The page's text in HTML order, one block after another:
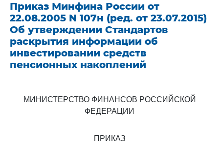
Приказ Минфина России от
22.08.2005 N 107н (ред. от 23.07.2015)
Об утверждении Стандартов
раскрытия информации об
инвестировании средств
пенсионных накоплений
МИНИСТЕРСТВО ФИНАНСОВ РОССИЙСКОЙ
ФЕДЕРАЦИИ
ПРИКАЗ